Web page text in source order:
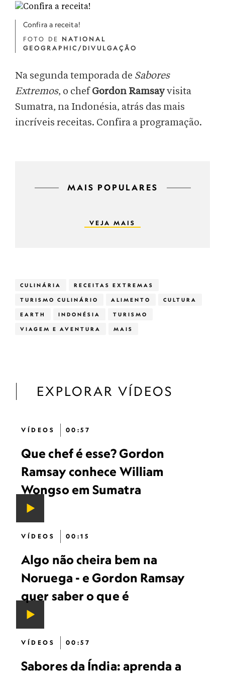
Confira a receita!
FOTO DE NATIONAL
GEOGRAPHIC/DIVULGAÇÃO
Na segunda temporada de Sabores
Extremos, o chefGordon Ramsayvisita
Sumatra, na Indonésia, atrás das mais
incríveis receitas. Confira a programação.
MAIS POPULARES
VEJA MAIS
CULINÁRIA RECEITAS EXTREMAS
TURISMO CULINÁRIO ALIMENTO CULTURA
EARTH INDONÉSIA TURISMO
VIAGEM E AVENTURA MAIS
EXPLORAR VÍDEOS
VÍDEOS 00:57
Que chef é esse? Gordon
Ramsay conhece William
Wongso em Sumatra
VÍDEOS 00:15
Algo não cheira bem na
Noruega - e Gordon Ramsay
quer saber o que é
VÍDEOS 00:57
Sabores da Índia: aprenda a